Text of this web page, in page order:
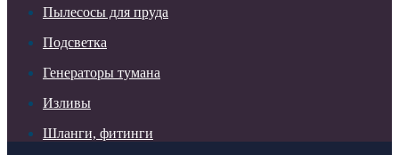
Пылесосы для пруда
Подсветка
Генераторы тумана
Изливы
Шланги, фитинги